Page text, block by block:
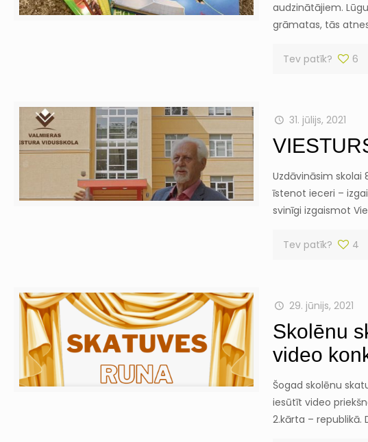
audzinātājiem.
grāmatas, tās
Tev patīk? 6
31. jūlijs, 2021
Uzdāvināsim
īstenot ieceri –
svinīgi izgaismot
Tev patīk? 4
29. jūnijs, 2021
Skolēnu
video
Šogad skolēnu
iesūtīt video
2.kārta – republikā.